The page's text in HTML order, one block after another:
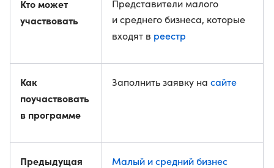
Кто может
участвовать
Представители малого
и среднего бизнеса, которые
входят в реестр
Как
поучаствовать
в программе
Заполнить заявку на сайте
Предыдущая
Малый и средний бизнес